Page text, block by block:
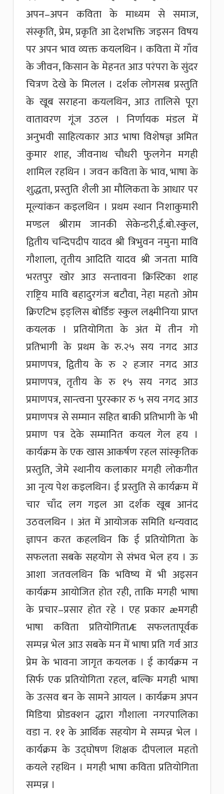
अपन–अपन कविता के माध्यम से समाज,
संस्कृति, प्रेम, प्रकृति आ देशभक्ति जइसन विषय
पर अपन भाव व्यक्त कयलथिन । कविता में गाँव
के जीवन, किसान के मेहनत आउ परंपरा के सुंदर
चित्रण देखे के मिलल । दर्शक लोगसब प्रस्तुति
के खूब सराहना कयलथिन, आउ तालिसे पूरा
वातावरण गूंज उठल । निर्णायक मंडल में
अनुभवी साहित्यकार आउ भाषा विशेषज्ञ अमित
कुमार शाह, जीवनाथ चौधरी फुलगेन मगही
शामिल रहथिन । जवन कविता के भाव, भाषा के
शुद्धता, प्रस्तुति शैली आ मौलिकता के आधार पर
मूल्यांकन कइलथिन । प्रथम स्थान निशाकुमारी
मण्डल श्रीराम जानकी सेकेन्डरी,ई.बो.स्कुल,
द्वितीय चन्दिपदीप यादव श्री त्रिभुवन नमुना मावि
गौशाला, तृतीय आदिति यादव श्री जनता मावि
भरतपुर खोर आउ सन्तावना क्रिस्टिका शाह
राष्ट्रिय मावि बहादुरगंज बटौवा, नेहा महतो ओम
क्रिएटिभ इङ्लिस बोर्डिङ स्कुल लक्ष्मीनिया प्राप्त
कयलक । प्रतियोगिता के अंत में तीन गो
प्रतिभागी के प्रथम के रु.२५ सय नगद आउ
प्रमाणपत्र, द्वितीय के रु २ हजार नगद आउ
प्रमाणपत्र, तृतीय के रु १५ सय नगद आउ
प्रमाणपत्र, सान्त्वना पुरस्कार रु ५ सय नगद आउ
प्रमाणपत्र से सम्मान सहित बाकी प्रतिभागी के भी
प्रमाण पत्र देके सम्मानित कयल गेल हय ।
कार्यक्रम के एक खास आकर्षण रहल सांस्कृतिक
प्रस्तुति, जेमे स्थानीय कलाकार मगही लोकगीत
आ नृत्य पेश कइलथिन। ई प्रस्तुति से कार्यक्रम में
चार चाँद लग गइल आ दर्शक खूब आनंद
उठवलथिन । अंत में आयोजक समिति धन्यवाद
ज्ञापन करत कहलथिन कि ई प्रतियोगिता के
सफलता सबके सहयोग से संभव भेल हय । ऊ
आशा जतवलथिन कि भविष्य में भी अइसन
कार्यक्रम आयोजित होत रही, ताकि मगही भाषा
के प्रचार–प्रसार होत रहे । एह प्रकार æमगही
भाषा कविता प्रतियोगिताÆ सफलतापूर्वक
सम्पन्न भेल आउ सबके मन में भाषा प्रति गर्व आउ
प्रेम के भावना जागृत कयलक । ई कार्यक्रम न
सिर्फ एक प्रतियोगिता रहल, बल्कि मगही भाषा
के उत्सव बन के सामने आयल । कार्यक्रम अपन
मिडिया प्रोडक्शन द्धारा गौशाला नगरपालिका
वडा न. ११ के आर्थिक सहयोग मे सम्पन्न भेल ।
कार्यक्रम के उद्घोषण शिक्षक दीपलाल महतो
कयले रहथिन । मगही भाषा कविता प्रतियोगिता
सम्पन्न ।